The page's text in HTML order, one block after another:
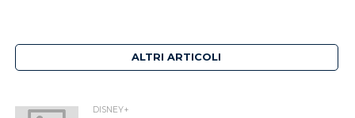
ALTRI ARTICOLI
DISNEY+